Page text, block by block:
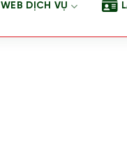
WEB DỊCH VỤ